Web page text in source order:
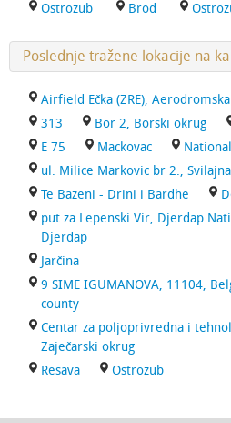
Ostrozub
Brod
Poslednje tražene lokacije na
Airfield Ečka (ZRE),
313
Bor 2, Borski okrug
E 75
Mackovac
ul. Milice Markovic br 2.,
Te Bazeni - Drini i Bardhe
put za Lepenski Vir, Djerdap
Djerdap
Jarčina
9 SIME IGUMANOVA, 11104,
county
Centar za poljoprivredna i
Zaječarski okrug
Resava
Ostrozub